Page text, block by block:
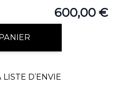
600,00 €
D’ENVIE